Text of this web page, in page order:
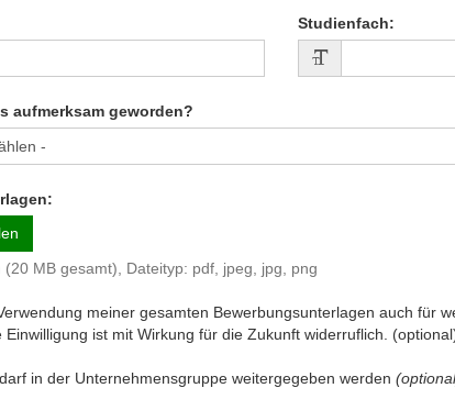
Studienfach:
aufmerksam geworden?
:
(20 MB gesamt), Dateityp: pdf, jpeg, jpg, png
meiner gesamten Bewerbungsunterlagen auch für
Einwilligung ist mit Wirkung für die Zukunft widerruflich.
in der Unternehmensgruppe weitergegeben werden